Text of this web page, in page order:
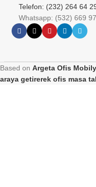
Telefon: (232) 264 64
Whatsapp: (532) 669
Based on Argeta Ofis
araya getirerek ofis masa